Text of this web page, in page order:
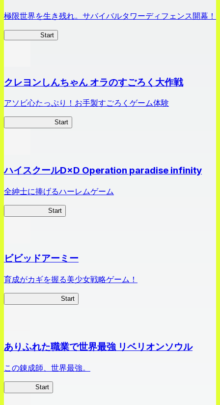
極限世界を生き残れ。サバイバルタワーディフェンス開幕！
Start
クレヨンしんちゃん オラのすごろく大作戦
アソビ心たっぷり！お手製すごろくゲーム体験
Start
ハイスクールD×D Operation paradise infinity
全紳士に捧げるハーレムゲーム
Start
ビビッドアーミー
育成がカギを握る美少女戦略ゲーム！
Start
ありふれた職業で世界最強 リベリオンソウル
この錬成師、世界最強。
Start